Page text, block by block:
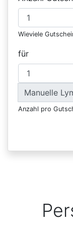
Wieviele
für
Manuelle
Anzahl pro